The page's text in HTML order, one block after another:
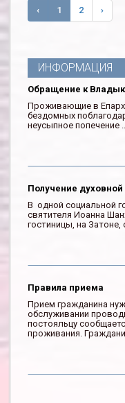
‹ 1 2 ›
ИНФОРМАЦИЯ
Обращение к
Проживающие в
бездомных
неусыпное попечение
Получение
В одной социальной
святителя Иоанна
гостиницы, на Затоне,
Правила приема
Прием гражданина
обслуживании
постояльцу
проживания.